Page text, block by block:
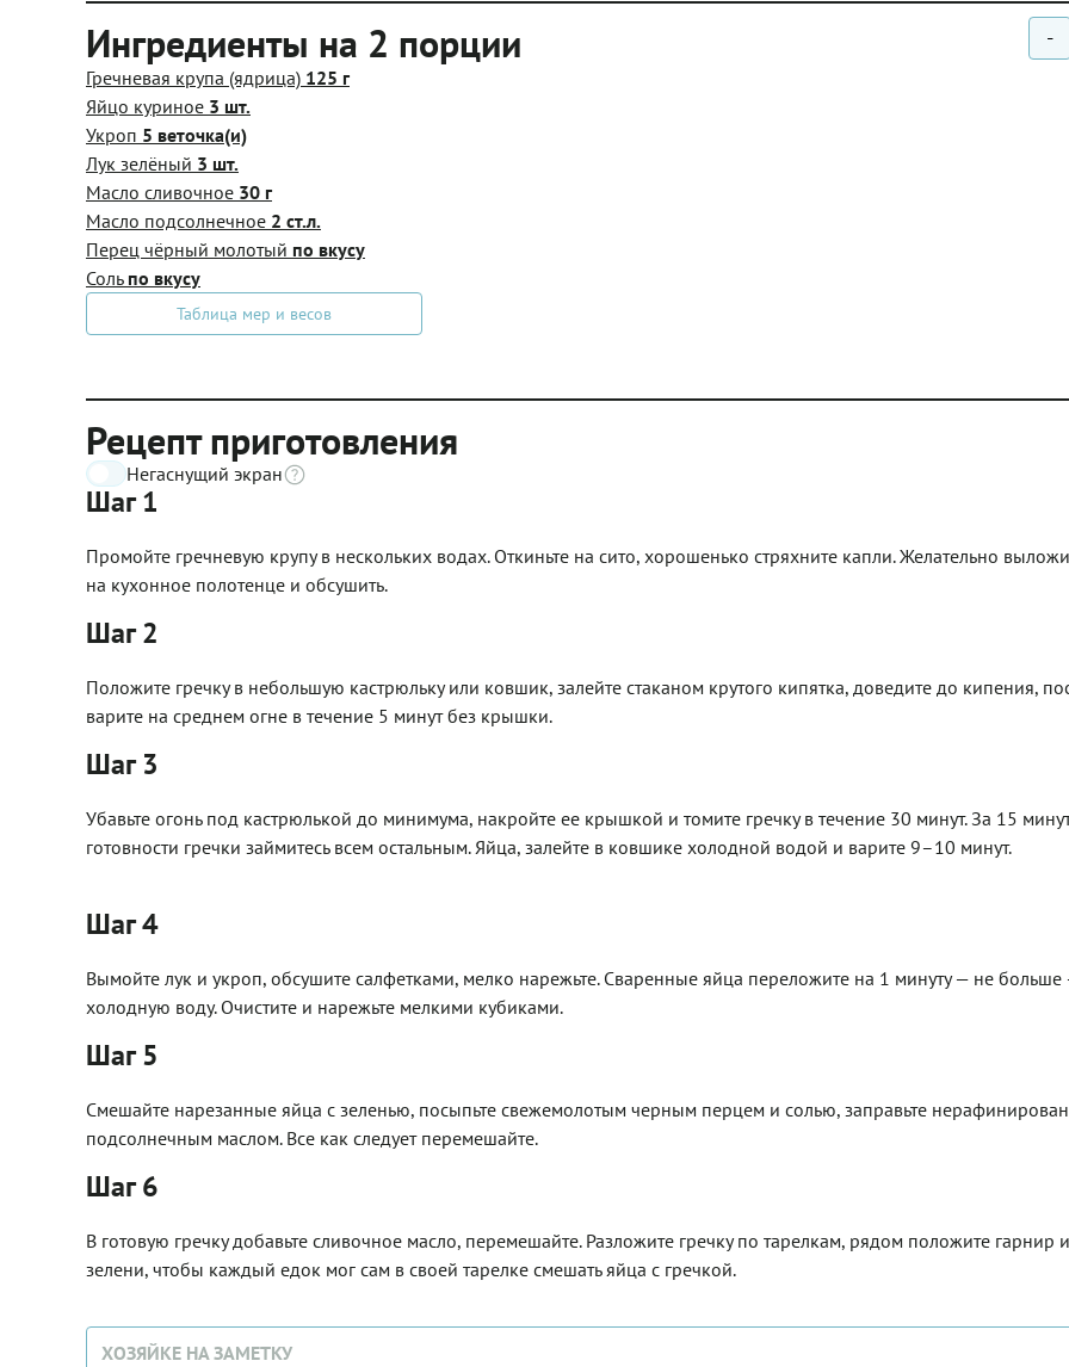
Ингредиенты на 2 порции -
Гречневая крупа (ядрица) 125 г
Яйцо куриное 3 шт.
Укроп 5 веточка(и)
Лук зелёный 3 шт.
Масло сливочное 30 г
Масло подсолнечное 2 ст.л.
Перец чёрный молотый по вкусу
Соль по вкусу
Таблица мер и весов
Рецепт приготовления
Негаснущий экран
Шаг 1
Промойте гречневую крупу в нескольких водах. Откиньте на сито, хорошенько стряхните капли. Желательно
на кухонное полотенце и обсушить.
Шаг 2
Положите гречку в небольшую кастрюльку или ковшик, залейте стаканом крутого кипятка, доведите до кипения,
варите на среднем огне в течение 5 минут без крышки.
Шаг 3
Убавьте огонь под кастрюлькой до минимума, накройте ее крышкой и томите гречку в течение 30 минут. За 15
готовности гречки займитесь всем остальным. Яйца, залейте в ковшике холодной водой и варите 9–10 минут.
Шаг 4
Вымойте лук и укроп, обсушите салфетками, мелко нарежьте. Сваренные яйца переложите на 1 минуту — не больше
холодную воду. Очистите и нарежьте мелкими кубиками.
Шаг 5
Смешайте нарезанные яйца с зеленью, посыпьте свежемолотым черным перцем и солью, заправьте
подсолнечным маслом. Все как следует перемешайте.
Шаг 6
В готовую гречку добавьте сливочное масло, перемешайте. Разложите гречку по тарелкам, рядом положите гарнир
зелени, чтобы каждый едок мог сам в своей тарелке смешать яйца с гречкой.
ХОЗЯЙКЕ НА ЗАМЕТКУ